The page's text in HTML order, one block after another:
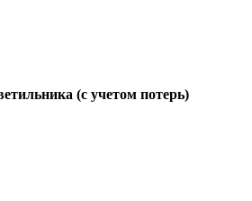
(с учетом потерь)